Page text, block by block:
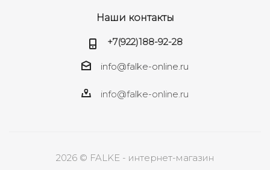
Наши контакты
+7(922)188-92-28
info@falke-online.ru
info@falke-online.ru
2026 © FALKE - интернет-магазин